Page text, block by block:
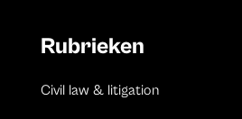
Rubrieken
Civil law & litigation